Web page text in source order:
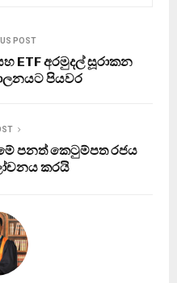
POST
ETF අරමුදල් සූරාකන
පියවර
පනත් කෙටුම්පත රජය
කරයි